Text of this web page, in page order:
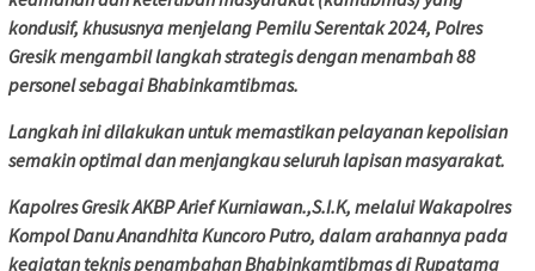
kondusif, khususnya menjelang Pemilu Serentak 2024, Polres
Gresik mengambil langkah strategis dengan menambah 88
personel sebagai Bhabinkamtibmas.
Langkah ini dilakukan untuk memastikan pelayanan kepolisian
semakin optimal dan menjangkau seluruh lapisan masyarakat.
Kapolres Gresik AKBP Arief Kurniawan.,S.I.K, melalui Wakapolres
Kompol Danu Anandhita Kuncoro Putro, dalam arahannya pada
kegiatan teknis penambahan Bhabinkamtibmas di Rupatama